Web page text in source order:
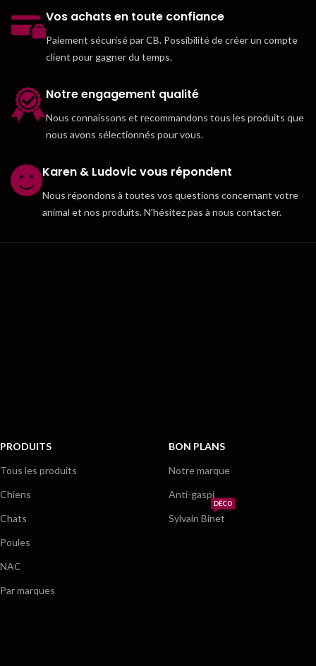
Vos achats en toute confiance
Paiement sécurisé par CB. Possibilité de créer un compte
client pour gagner du temps.
Notre engagement qualité
Nous connaissons et recommandons tous les produits que
nous avons sélectionnés pour vous.
Karen & Ludovic vous répondent
Nous répondons à toutes vos questions concernant votre
animal et nos produits. N'hésitez pas à nous contacter.
PRODUITS
Tous les produits
Chiens
Chats
Poules
NAC
Par marques
BON PLANS
Notre marque
Anti-gaspi
Sylvain Binet
DÉCO